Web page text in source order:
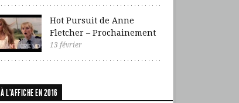
Hot Pursuit de Anne
Fletcher – Prochainement
13 février
À L’AFFICHE EN 2016